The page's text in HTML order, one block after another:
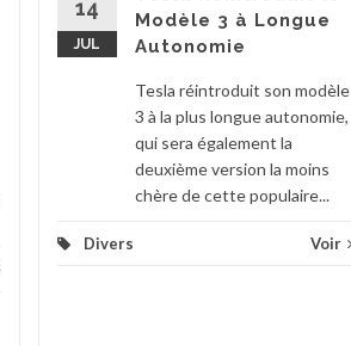
14
JUL
Modèle 3 à Longue
Autonomie
Tesla réintroduit son modèle
3 à la plus longue autonomie,
qui sera également la
deuxième version la moins
chère de cette populaire...
Divers Voir